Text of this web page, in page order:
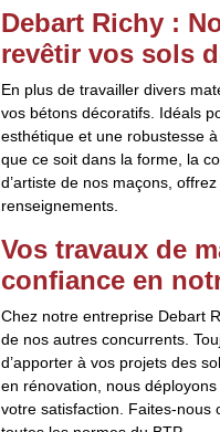
Debart Richy :
revêtir vos sols
En plus de travailler divers
vos bétons décoratifs. Idéals
esthétique et une robustesse
que ce soit dans la forme, la
d’artiste de nos maçons,
renseignements.
Vos travaux de
confiance en
Chez notre entreprise Debart
de nos autres concurrents.
d’apporter à vos projets des
en rénovation, nous
votre satisfaction. Faites-